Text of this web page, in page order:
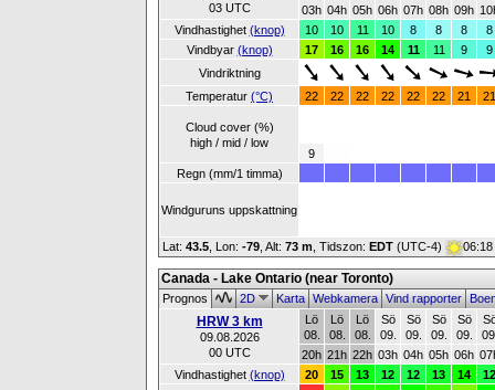
03 UTC
03h 04h 05h 06h 07h 08h 09h
Vindhastighet (knop) 10 10 11 10 8 8 8
8
Vindbyar (knop) 17 16 16 14 11 11 9
9
Vindriktning
Temperatur (°C) 22 22 22 22 22 22 21 21
Cloud cover (%)
high / mid / low
9
Regn (mm/1 timma)
Windguruns uppskattning
Lat: 43.5 , Lon: -79 Alt: 73 m , Tidszon: EDT (UTC-4)
Canada - Lake Ontario (near Toronto)
Prognos 2D KartaWebkameraVind rapporter
HRW 3 km
09.08.2026
00 UTC
Lö
08.
Lö
08.
Lö
08.
Sö
09.
Sö
09.
Sö
09.
Sö
09.
20h 21h 22h 03h 04h 05h 06h
Vindhastighet (knop) 20 15 13 12 12 13 14
12